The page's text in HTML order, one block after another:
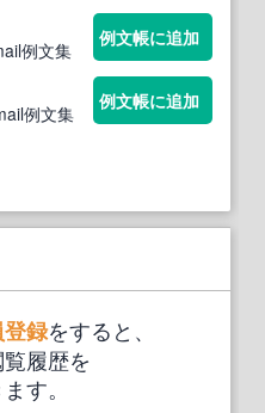
例文集
例文帳に追加
例文集
例文帳に追加
録をすると、
履歴を
す。